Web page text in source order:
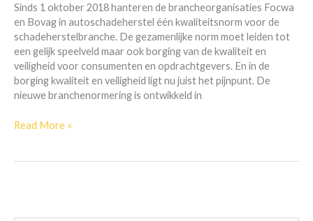
Sinds 1 oktober 2018 hanteren de brancheorganisaties Focwa
en Bovag in autoschadeherstel één kwaliteitsnorm voor de
schadeherstelbranche. De gezamenlijke norm moet leiden tot
een gelijk speelveld maar ook borging van de kwaliteit en
veiligheid voor consumenten en opdrachtgevers. En in de
borging kwaliteit en veiligheid ligt nu juist het pijnpunt. De
nieuwe branchenormering is ontwikkeld in
schadeherstel
Read More »